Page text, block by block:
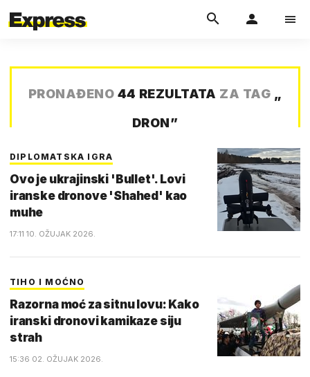
PRONAĐENO 44 REZULTATA ZA TAG „
DRON”
DIPLOMATSKA IGRA
Ovo je ukrajinski 'Bullet'. Lovi
iranske dronove 'Shahed' kao
muhe
17:11 10. OŽUJAK 2026.
TIHO I MOĆNO
Razorna moć za sitnu lovu: Kako
iranski dronovi kamikaze siju
strah
15:36 02. OŽUJAK 2026.